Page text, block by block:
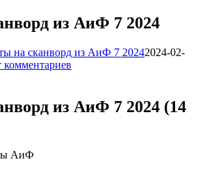
из АиФ 7 2024
на сканворд из АиФ 7 20242024-02-
комментариев
из АиФ 7 2024 (14